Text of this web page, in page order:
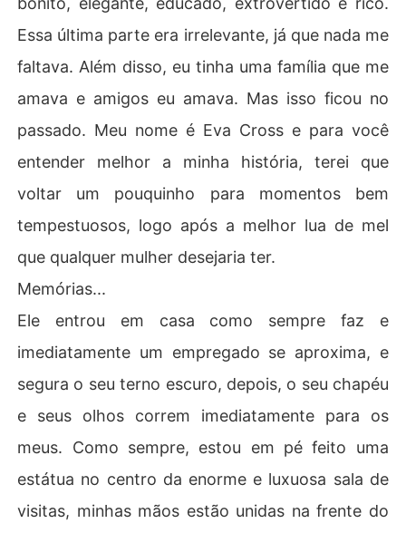
cia da cidade grande. Porém, criar duas meninas sem u
ma mãe por perto não será nada fácil.
Ele precisa de ajuda e não sabe nem por onde começar.
✓ Um amor intenso espera por vocês nessa estreita est
rada de barro.
Essa última parte era irrelevante, já que nada me
faltava. Além disso, eu tinha uma família que me
amava e amigos eu amava. Mas isso ficou no
passado. Meu nome é Eva Cross e para você
entender melhor a minha história, terei que
voltar um pouquinho para momentos bem
tempestuosos, logo após a melhor lua de mel
que qualquer mulher desejaria ter.
Memórias...
Ele entrou em casa como sempre faz e
imediatamente um empregado se aproxima, e
segura o seu terno escuro, depois, o seu chapéu
e seus olhos correm imediatamente para os
meus. Como sempre, estou em pé feito uma
estátua no centro da enorme e luxuosa sala de
visitas, minhas mãos estão unidas na frente do